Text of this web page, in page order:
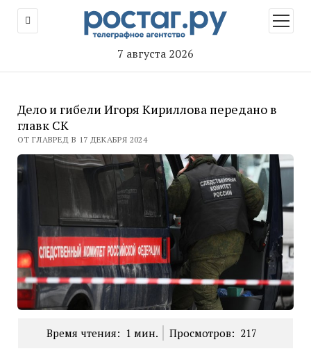
7 августа 2026
меню
Дело и гибели Игоря Кириллова передано в
главк СК
ОТ ГЛАВРЕД В 17 ДЕКАБРЯ 2024
Время чтения: 1 мин. Просмотров: 217